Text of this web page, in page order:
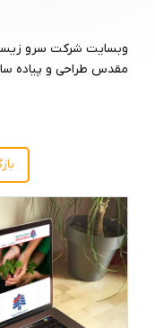
وبسایت شرکت سرو
مقدس طراحی و پیاده